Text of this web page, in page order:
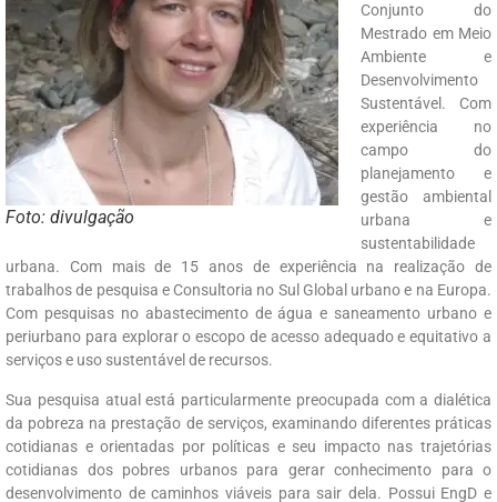
Foto: divulgação
Conjunto do
Mestrado em Meio
Ambiente e
Desenvolvimento
Sustentável. Com
experiência no
campo do
planejamento e
gestão ambiental
urbana e
sustentabilidade
urbana. Com mais de 15 anos de experiência na realização de
trabalhos de pesquisa e Consultoria no Sul Global urbano e na Europa.
Com pesquisas no abastecimento de água e saneamento urbano e
periurbano para explorar o escopo de acesso adequado e equitativo a
serviços e uso sustentável de recursos.
Sua pesquisa atual está particularmente preocupada com a dialética
da pobreza na prestação de serviços, examinando diferentes práticas
cotidianas e orientadas por políticas e seu impacto nas trajetórias
cotidianas dos pobres urbanos para gerar conhecimento para o
desenvolvimento de caminhos viáveis ​​para sair dela. Possui EngD e